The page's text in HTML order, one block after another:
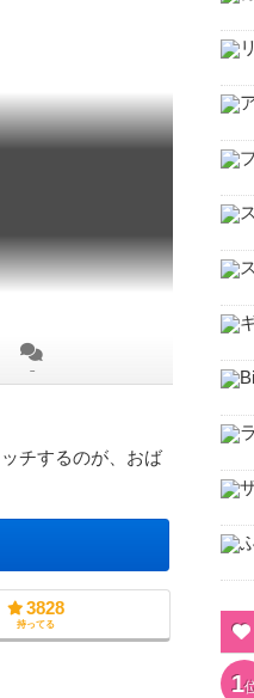
－
チするのが、おば
3828
持ってる
1